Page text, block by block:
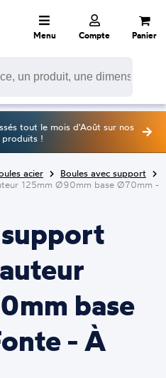
Menu Compte Panier
tout le mois d'Août sur nos
produits !
acier
Boules avec support
125mm Ø90mm base Ø70mm -
base
- À